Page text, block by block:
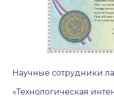
Научные сотрудники
«Технологическая